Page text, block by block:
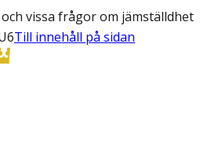
vissa frågor om jämställdhet
Till innehåll på sidan